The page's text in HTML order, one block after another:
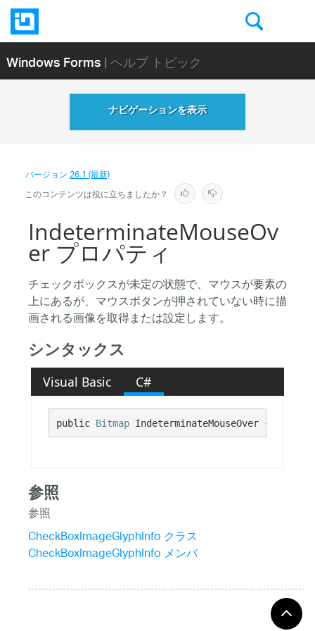
Windows Forms| ヘルプ トピック
ナビゲーションを表示
バージョン26.1 (最新)
このコンテンツは役に立ちましたか？
IndeterminateMouseOv
er プロパティ
チェックボックスが未定の状態で、マウスが要素の
上にあるが、マウスボタンが押されていない時に描
画される画像を取得または設定します。
シンタックス
Visual Basic C#
public Bitmap IndeterminateMouseOver {get;}
参照
参照
CheckBoxImageGlyphInfo クラス
CheckBoxImageGlyphInfo メンバ